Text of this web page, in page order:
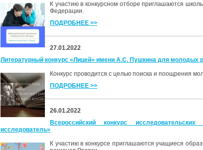
К участию в конкурсном отборе приглашаются
Федерации.
ПОДРОБНЕЕ >>
27.01.2022
Литературный конкурс «Лицей» имени А.С. Пушкина для молодых
Конкурс проводится с целью поиска и поощрения
ПОДРОБНЕЕ >>
26.01.2022
Всероссийский конкурс
исследователь»
К участию в конкурсе приглашаются учащиеся